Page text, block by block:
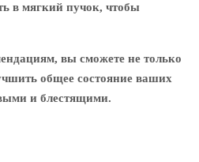
в мягкий пучок, чтобы
вы сможете не только
общее состояние ваших
и блестящими.